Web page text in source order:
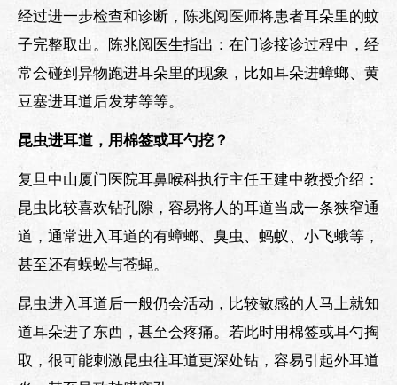
经过进一步检查和诊断，陈兆阅医师将患者耳朵里的蚊
子完整取出。陈兆阅医生指出：在门诊接诊过程中，经
常会碰到异物跑进耳朵里的现象，比如耳朵进蟑螂、黄
豆塞进耳道后发芽等等。
昆虫进耳道，用棉签或耳勺挖？
复旦中山厦门医院耳鼻喉科执行主任王建中教授介绍：
昆虫比较喜欢钻孔隙，容易将人的耳道当成一条狭窄通
道，通常进入耳道的有蟑螂、臭虫、蚂蚁、小飞蛾等，
甚至还有蜈蚣与苍蝇。
昆虫进入耳道后一般仍会活动，比较敏感的人马上就知
道耳朵进了东西，甚至会疼痛。若此时用棉签或耳勺掏
取，很可能刺激昆虫往耳道更深处钻，容易引起外耳道